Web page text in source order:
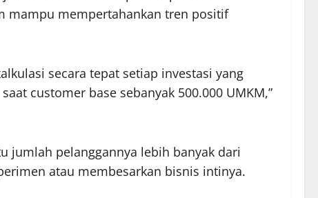
mampu mempertahankan tren positif
secara tepat setiap investasi yang
customer base sebanyak 500.000 UMKM,”
jumlah pelanggannya lebih banyak dari
atau membesarkan bisnis intinya.